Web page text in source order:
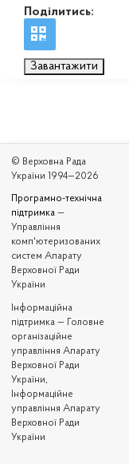
Поділитись:
Завантажити
© Верховна Рада
України 1994—2026
Програмно-технічна
підтримка —
Управління
комп'ютеризованих
систем Апарату
Верховної Ради
України
Iнформаційна
підтримка — Головне
організаційне
управління Апарату
Верховної Ради
України,
Інформаційне
управління Апарату
Верховної Ради
України